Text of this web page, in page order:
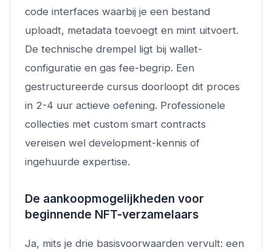
code interfaces waarbij je een bestand
uploadt, metadata toevoegt en mint uitvoert.
De technische drempel ligt bij wallet-
configuratie en gas fee-begrip. Een
gestructureerde cursus doorloopt dit proces
in 2-4 uur actieve oefening. Professionele
collecties met custom smart contracts
vereisen wel development-kennis of
ingehuurde expertise.
De aankoopmogelijkheden voor
beginnende NFT-verzamelaars
Ja, mits je drie basisvoorwaarden vervult: een